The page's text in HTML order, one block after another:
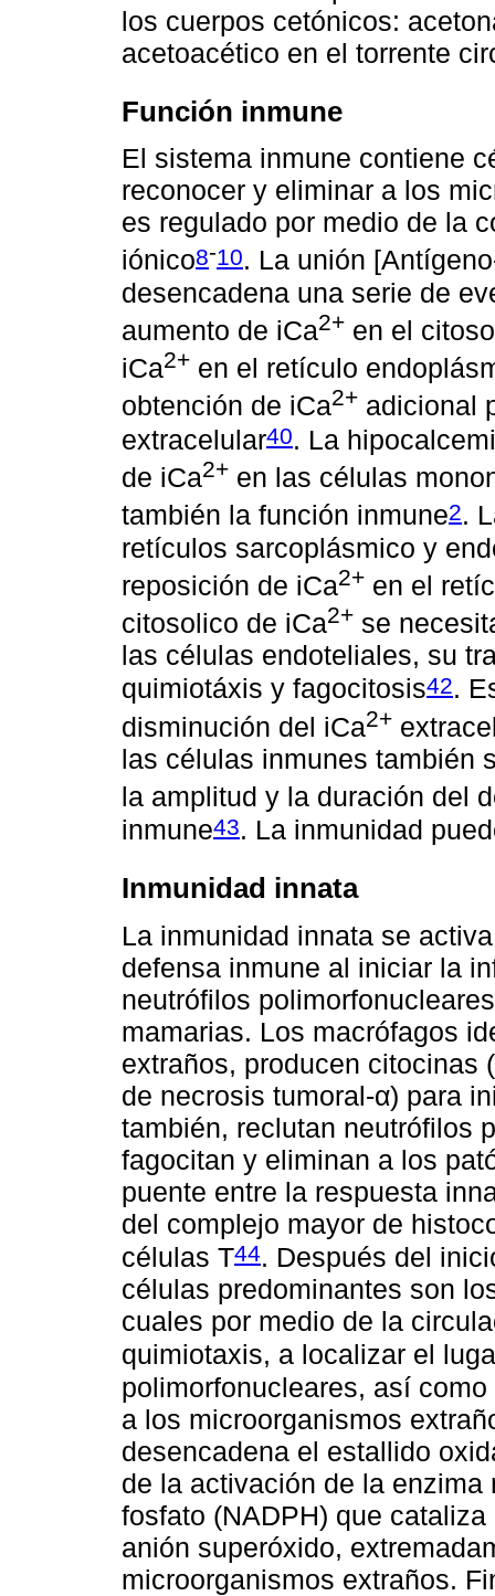
los cuerpos cetónicos:
acetoacético en el torrente
Función inmune
El sistema inmune contiene
reconocer y eliminar a los
es regulado por medio de la
iónico8-10. La unión
desencadena una serie de
aumento de iCa2+ en el
iCa2+ en el retículo
obtención de iCa2+ adicional
extracelular40. La
de iCa2+ en las células
también la función inmune2.
retículos sarcoplásmico y
reposición de iCa2+ en el
citosolico de iCa2+ se
las células endoteliales, su
quimiotáxis y fagocitosis42.
disminución del iCa2+
las células inmunes también
la amplitud y la duración del
inmune43. La inmunidad
Inmunidad innata
La inmunidad innata se
defensa inmune al iniciar la
neutrófilos
mamarias. Los macrófagos
extraños, producen citocinas
de necrosis tumoral-α) para
también, reclutan neutrófilos
fagocitan y eliminan a los
puente entre la respuesta
del complejo mayor de
células T44. Después del
células predominantes son
cuales por medio de la
quimiotaxis, a localizar el
polimorfonucleares, así
a los microorganismos
desencadena el estallido
de la activación de la
fosfato (NADPH) que
anión superóxido,
microorganismos extraños.